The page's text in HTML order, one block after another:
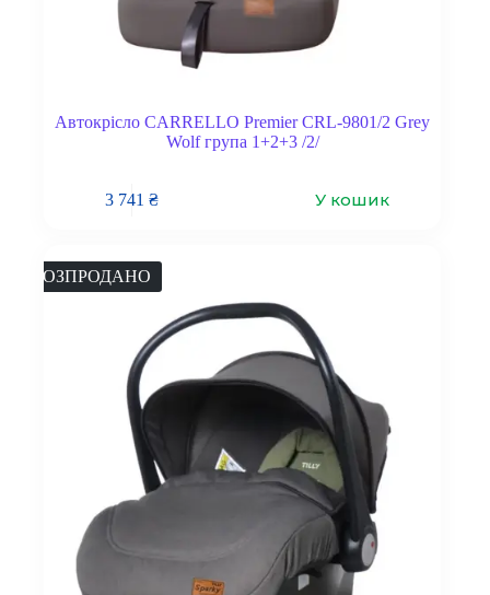
Автокрісло CARRELLO Premier CRL-9801/2 Grey
Wolf група 1+2+3 /2/
3 741₴ У кошик
РОЗПРОДАНО